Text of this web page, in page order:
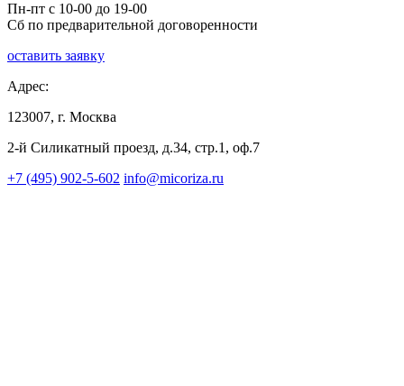
Пн-пт с 10-00 до 19-00
Сб по предварительной договоренности
оставить заявку
Адрес:
123007, г. Москва
2-й Силикатный проезд, д.34, стр.1, оф.7
+7 (495) 902-5-602 info@micoriza.ru